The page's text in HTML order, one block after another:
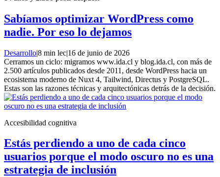
Sabíamos optimizar WordPress como
nadie. Por eso lo dejamos
Desarrollo|8 min lec|16 de junio de 2026
Cerramos un ciclo: migramos www.ida.cl y blog.ida.cl, con más de
2.500 artículos publicados desde 2011, desde WordPress hacia un
ecosistema moderno de Nuxt 4, Tailwind, Directus y PostgreSQL.
Estas son las razones técnicas y arquitectónicas detrás de la decisión.
Accesibilidad cognitiva
Estás perdiendo a uno de cada cinco
usuarios porque el modo oscuro no es una
estrategia de inclusión